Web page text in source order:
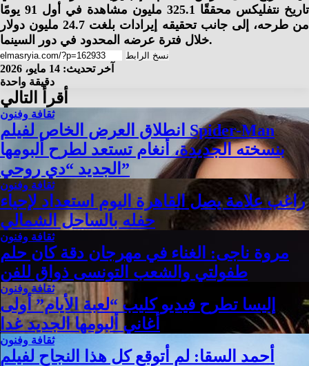
تاريخ نتفليكس محققًا 325.1 مليون مشاهدة في أول 91 يومًا
من طرحه، إلى جانب تحقيقه إيرادات بلغت 24.7 مليون دولار
خلال فترة عرضه المحدود في دور السينما.
نسخ الرابط
آخر تحديث: 14 مايو، 2026
دقيقة واحدة
أقرأ التالي
ثقافة وفنون
انطلاق العرض الخاص لفيلم Spider-Man
بنسخته الجديدة، أنغام تستعد لطرح ألبومها
الجديد “دي روحي”
ثقافة وفنون
راغب علامة يصل القاهرة اليوم استعداد لإحياء
حفله بالساحل الشمالي
ثقافة وفنون
مروة ناجى: الغناء في مهرجان دقة كان حلم
طفولتي والشعب التونسى ذواق للفن
ثقافة وفنون
إليسا تطرح فيديو كليب “لعبة الأيام” أولى
أغاني ألبومها الجديد غدا
ثقافة وفنون
أحمد السقا: لم أتوقع كل هذا النجاح لفيلم